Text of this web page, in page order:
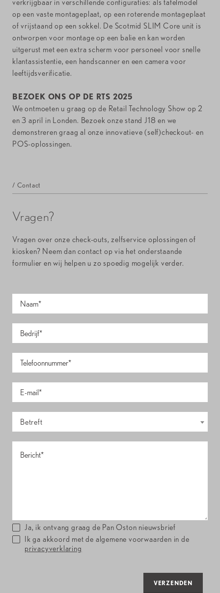
verkrijgbaar in verschillende configuraties: als tafelmodel
op een vaste montageplaat, op een roterende montageplaat
of vrijstaand op een sokkel. De Scotmid SLIM Core unit is
ontworpen voor montage op een balie en kan worden
uitgerust met een extra scherm voor personeel voor snelle
klantassistentie, een handscanner en een camera voor
leeftijdsverificatie.
BEZOEK ONS OP DE RTS 2025
We ontmoeten u graag op de Retail Technology Show op 2
en 3 april in Londen. Bezoek onze stand J18 en we
demonstreren graag al onze innovatieve (self)checkout- en
POS-oplossingen.
/ Contact
Vragen?
Vragen over onze check-outs, zelfservice oplossingen of
kiosken? Neem dan contact op via het onderstaande
formulier en wij helpen u zo spoedig mogelijk verder.
Betreft
Ja, ik ontvang graag de Pan Oston nieuwsbrief
Ik ga akkoord met de algemene voorwaarden in de
privacyverklaring
VERZENDEN